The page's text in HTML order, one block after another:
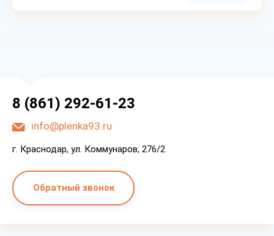
8 (861) 292-61-23
info@plenka93.ru
г. Краснодар, ул. Коммунаров, 276/2
Обратный звонок